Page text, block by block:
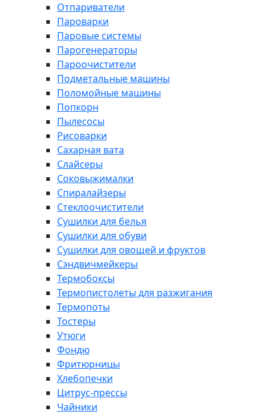
Отпариватели
Пароварки
Паровые системы
Парогенераторы
Пароочистители
Подметальные машины
Поломойные машины
Попкорн
Пылесосы
Рисоварки
Сахарная вата
Слайсеры
Соковыжималки
Спиралайзеры
Стеклоочистители
Сушилки для белья
Сушилки для обуви
Сушилки для овощей и фруктов
Сэндвичмейкеры
Термобоксы
Термопистолеты для разжигания
Термопоты
Тостеры
Утюги
Фондю
Фритюрницы
Хлебопечки
Цитрус-прессы
Чайники